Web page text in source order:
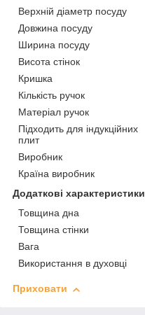
Верхній діаметр посуду
Довжина посуду
Ширина посуду
Висота стінок
Кришка
Кількість ручок
Матеріал ручок
Підходить для індукційних
плит
Виробник
Країна виробник
Додаткові характеристики
Товщина дна
Товщина стінки
Вага
Використання в духовці
Приховати